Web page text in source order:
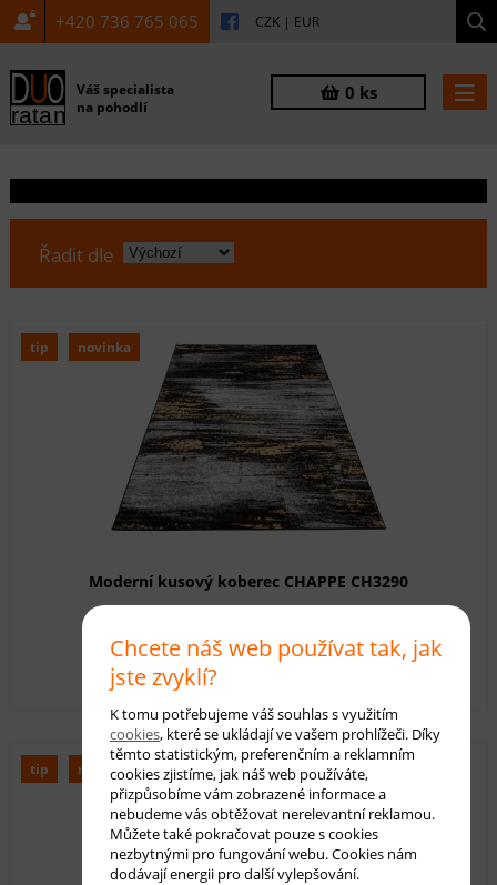
+420 736 765 065 CZK | EUR
Váš specialista
na pohodlí
0 ks
Řadit dle
tip novinka
Moderní kusový koberec CHAPPE CH3290
Dostupnost:skladem
360,00 Kč s DPH
tip novinka
Chcete náš web používat tak, jak
jste zvyklí?
K tomu potřebujeme váš souhlas s využitím
cookies, které se ukládají ve vašem prohlížeči. Díky
těmto statistickým, preferenčním a reklamním
cookies zjistíme, jak náš web používáte,
přizpůsobíme vám zobrazené informace a
nebudeme vás obtěžovat nerelevantní reklamou.
Můžete také pokračovat pouze s cookies
nezbytnými pro fungování webu. Cookies nám
dodávají energii pro další vylepšování.